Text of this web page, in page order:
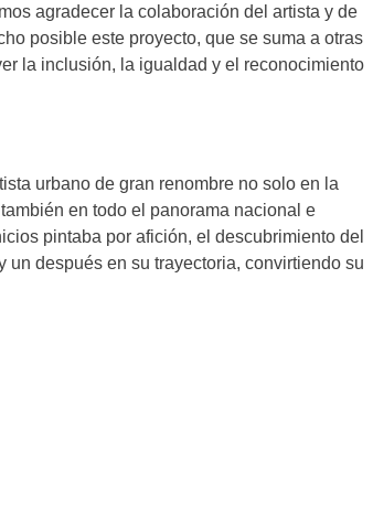
agradecer la colaboración del artista y de
posible este proyecto, que se suma a otras
la inclusión, la igualdad y el reconocimiento
urbano de gran renombre no solo en la
en todo el panorama nacional e
pintaba por afición, el descubrimiento del
un después en su trayectoria, convirtiendo su